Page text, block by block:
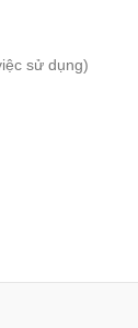
sử dụng)